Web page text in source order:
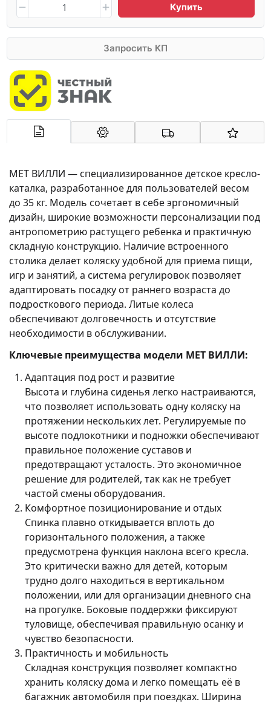
Купить
Запросить КП
MET ВИЛЛИ — специализированное детское кресло-
каталка, разработанное для пользователей весом
до 35 кг. Модель сочетает в себе эргономичный
дизайн, широкие возможности персонализации под
антропометрию растущего ребенка и практичную
складную конструкцию. Наличие встроенного
столика делает коляску удобной для приема пищи,
игр и занятий, а система регулировок позволяет
адаптировать посадку от раннего возраста до
подросткового периода. Литые колеса
обеспечивают долговечность и отсутствие
необходимости в обслуживании.
Ключевые преимущества модели MET ВИЛЛИ:
Адаптация под рост и развитие
Высота и глубина сиденья легко настраиваются,
что позволяет использовать одну коляску на
протяжении нескольких лет. Регулируемые по
высоте подлокотники и подножки обеспечивают
правильное положение суставов и
предотвращают усталость. Это экономичное
решение для родителей, так как не требует
частой смены оборудования.
Комфортное позиционирование и отдых
Спинка плавно откидывается вплоть до
горизонтального положения, а также
предусмотрена функция наклона всего кресла.
Это критически важно для детей, которым
трудно долго находиться в вертикальном
положении, или для организации дневного сна
на прогулке. Боковые поддержки фиксируют
туловище, обеспечивая правильную осанку и
чувство безопасности.
Практичность и мобильность
Складная конструкция позволяет компактно
хранить коляску дома и легко помещать её в
багажник автомобиля при поездках. Ширина